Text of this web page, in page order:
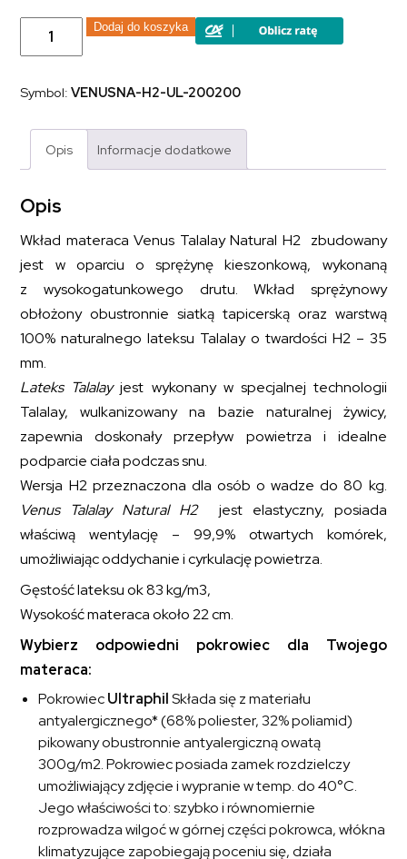
ilość
Materac
sprężynowy
lateksem
TALALAY
200x200
Dodaj do koszyka
Symbol:VENUSNA-H2-UL-200200
Opis Informacje dodatkowe
Opis
Wkład materaca Venus Talalay Natural H2 zbudowany
jest w oparciu o sprężynę kieszonkową, wykonaną
z wysokogatunkowego drutu. Wkład sprężynowy
obłożony obustronnie siatką tapicerską oraz warstwą
100% naturalnego lateksu Talalay o twardości H2 – 35
mm.
Lateks Talalayjest wykonany w specjalnej technologii
Talalay, wulkanizowany na bazie naturalnej żywicy,
zapewnia doskonały przepływ powietrza i idealne
podparcie ciała podczas snu.
Wersja H2 przeznaczona dla osób o wadze do 80 kg.
Venus Talalay Natural H2
jest elastyczny, posiada
właściwą wentylację – 99,9% otwartych komórek,
umożliwiając oddychanie i cyrkulację powietrza.
Gęstość lateksu ok 83 kg/m3,
Wysokość materaca około 22 cm.
Wybierz odpowiedni pokrowiec dla Twojego
materaca:
PokrowiecUltraphilSkłada się z materiału
antyalergicznego* (68% poliester, 32% poliamid)
pikowany obustronnie antyalergiczną owatą
300g/m2. Pokrowiec posiada zamek rozdzielczy
umożliwiający zdjęcie i wypranie w temp. do 40°C.
Jego właściwości to: szybko i równomiernie
rozprowadza wilgoć w górnej części pokrowca, włókna
klimatyzujące zapobiegają poceniu się, działa